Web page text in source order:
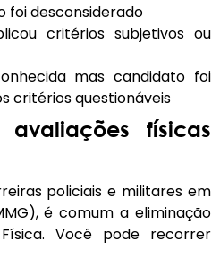
foi desconsiderado
critérios subjetivos ou
mas candidato foi
critérios questionáveis
físicas
policiais e militares em
é comum a eliminação
Você pode recorrer